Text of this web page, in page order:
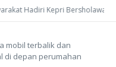
Hadiri Kepri Bersholawat 3
mobil terbalik dan
di depan perumahan